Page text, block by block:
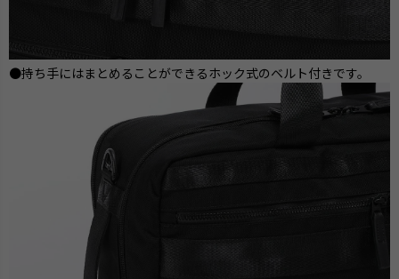
●持ち手にはまとめることができるホック式のベルト付きです。